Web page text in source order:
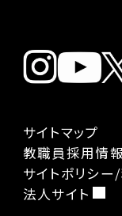
サイトマップ
教職員採用情報
サイトポリシ
法人サイト